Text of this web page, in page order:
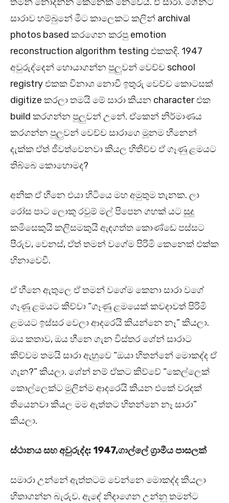
සාරාව හම්බුනේ මීට කාලෙකට කලින් archival
photos based කරගෙන කරපු emotion
reconstruction algorithm testing එකකදි. 1947
අවුරුද්දෙන් හොයාගන්න පුලුවන් වෙච්ච school
registry එකක විනාශ නොවී ඉතුරු වෙච්ච කොටසක්
digitize කරලා තමයි මේ සාරා කියන character එක
build කරගන්න පුලුවන් උනේ. ඒකෙන් නිර්මාණය
කරගන්න පුලුවන් වෙච්ච සාරාගෙ මූනම හීනෙන්
දැක්ක ඒත් ජීවත්වෙනවා කියල හිතිච්ච ඒ ගෑණු ළමයට
තිබ්බෙ කොහොමද?
අනික ඒ හීනෙ එයා හිටියෙ මහ අමුතුම තැනක. ලා
රෝස පාට ලොකු රවුම් මල් පිපෙන ගහක් යට සුදු
කමිසෙකුයි කලිසමකුයි ඇඳගත්ත කොණ්ඩෙ පස්සට
පීරුව, වෙනස්, ඒත් තමන් වගේම පිරිමි කෙනෙක් එක්ක
හිනාවෙවී.
ඒ හීනෙ ඇතුලෙ ඒ තමන් වගේම කෙනා සාරා වගේ
ගෑණූ ළමයට කිව්වා “ගෑණු ළමයෙක් කවදාවත් පිරිමි
ළමයට ඉස්සර වෙලා ආදරෙයි කියන්නෙ නෑ” කියලා.
ඔය කතාව, ඔය හීනෙ ගැන විස්තර ශේන් සාරාට
කිව්වම තමයි සාරා ඇහුවෙ “ඔයා හිතන්නේ මොකද්ද ඒ
ගැන?” කියලා. ශේන් නම් ඒකට කිව්වේ “කෙල්ලෙක්
කොල්ලෙක්ට මුලින්ම ආදරෙයි කියන එකේ වරදක්
තියෙනවා කියල මම ඇත්තට හිතන්නෙ නෑ සාරා”
කියලා.
ස්ථානය සහ අවුරුද්ද: 1947,ගාල්ලේ ග්‍රාමීය පාසලක්
සමාරා උන්නේ ඇත්තටම වෙන්නෙ මොකද්ද කියලා
හිතාගන්න බැරුව. ඇඳේ නිදාගෙන උන්නු තමන්ට